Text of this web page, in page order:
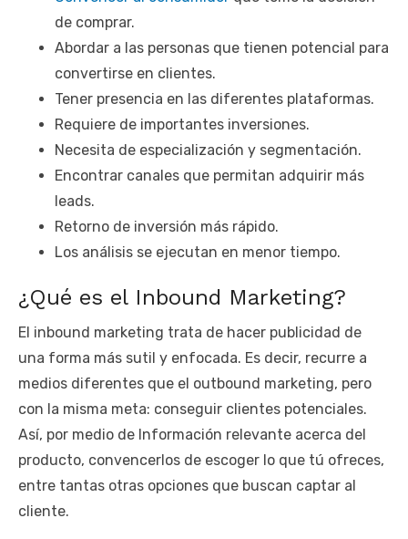
de comprar.
Abordar a las personas que tienen potencial para
convertirse en clientes.
Tener presencia en las diferentes plataformas.
Requiere de importantes inversiones.
Necesita de especialización y segmentación.
Encontrar canales que permitan adquirir más
leads.
Retorno de inversión más rápido.
Los análisis se ejecutan en menor tiempo.
¿Qué es el Inbound Marketing?
El inbound marketing trata de hacer publicidad de
una forma más sutil y enfocada. Es decir, recurre a
medios diferentes que el outbound marketing, pero
con la misma meta: conseguir clientes potenciales.
Así, por medio de Información relevante acerca del
producto, convencerlos de escoger lo que tú ofreces,
entre tantas otras opciones que buscan captar al
cliente.